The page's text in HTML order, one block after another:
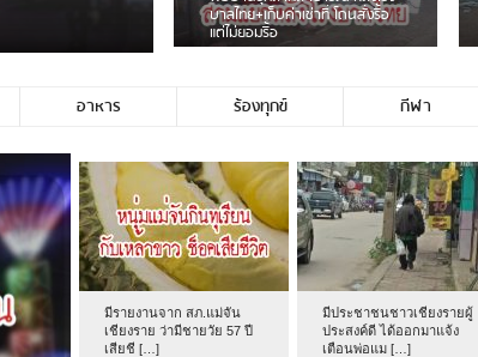
ชาวเชียงร […]
กลางถนน รถเครื่องหลบไม่ทันล้ม
บาดเจ็บ
อาหาร ร้องทุกข์ กีฬา
มีรายงานจาก สภ.แม่จัน
เชียงราย ว่ามีชายวัย 57 ปี
เสียชี […]
มีประชาชนชาวเชียงรายผู้
ประสงค์ดี ได้ออกมาแจ้ง
เตือนพ่อแม […]